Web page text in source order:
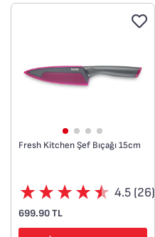
Fresh Kitchen Şef Bıçağı 15cm
4.5 (26)
699.90 TL